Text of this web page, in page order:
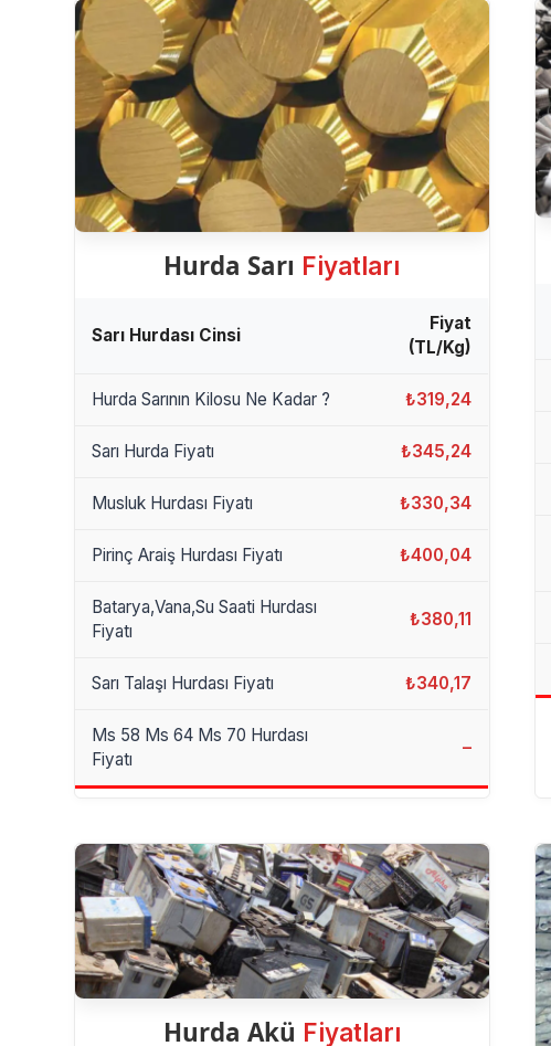
Hurda Sarı Fiyatları
Sarı Hurdası Cinsi
Fiyat
(TL/Kg)
Hurda Sarının Kilosu Ne Kadar ? ₺319,24
Sarı Hurda Fiyatı ₺345,24
Musluk Hurdası Fiyatı ₺330,34
Pirinç Araiş Hurdası Fiyatı ₺400,04
Batarya,Vana,Su Saati Hurdası
Fiyatı
₺380,11
Sarı Talaşı Hurdası Fiyatı ₺340,17
Ms 58 Ms 64 Ms 70 Hurdası
Fiyatı
–
Hurda Akü Fiyatları